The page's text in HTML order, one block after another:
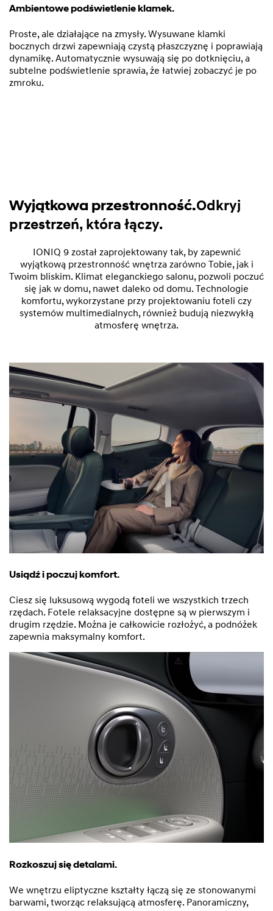
Ambientowe podświetlenie klamek.
Proste, ale działające na zmysły. Wysuwane klamki
bocznych drzwi zapewniają czystą płaszczyznę i poprawiają
dynamikę. Automatycznie wysuwają się po dotknięciu, a
subtelne podświetlenie sprawia, że łatwiej zobaczyć je po
zmroku.
Wyjątkowa przestronność.Odkryj
przestrzeń, która łączy.
IONIQ 9 został zaprojektowany tak, by zapewnić
wyjątkową przestronność wnętrza zarówno Tobie, jak i
Twoim bliskim. Klimat eleganckiego salonu, pozwoli poczuć
się jak w domu, nawet daleko od domu. Technologie
komfortu, wykorzystane przy projektowaniu foteli czy
systemów multimedialnych, również budują niezwykłą
atmosferę wnętrza.
Usiądź i poczuj komfort.
Ciesz się luksusową wygodą foteli we wszystkich trzech
rzędach. Fotele relaksacyjne dostępne są w pierwszym i
drugim rzędzie. Można je całkowicie rozłożyć, a podnóżek
zapewnia maksymalny komfort.
Rozkoszuj się detalami.
We wnętrzu eliptyczne kształty łączą się ze stonowanymi
barwami, tworząc relaksującą atmosferę. Panoramiczny,